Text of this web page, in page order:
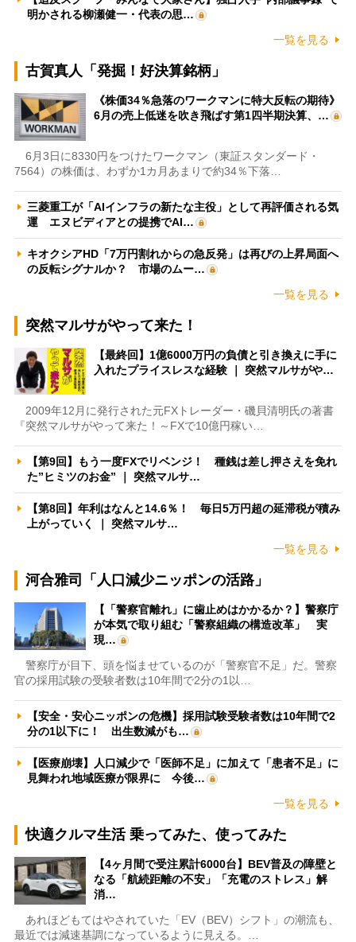
明かされる柳瀬健一・代表の思…
一覧を見る
古賀真人「発掘！好決算銘柄」
《株価34％急落のワークマンに特大反転の期待》
6月の売上低迷を吹き飛ばす第1四半期決算、…
6月3日に8330円をつけたワークマン（東証スタンダード・
7564）の株価は、わずか1カ月あまりで約34％下落…
三菱重工が「AIインフラの新たな主役」として再評価される気
運 エヌビディアとの提携でAI…
キオクシアHD「7万円割れからの急反発」は再びの上昇局面へ
の反転シグナルか？ 市場のムー…
一覧を見る
突然マルサがやって来た！
【最終回】1億6000万円の負債と引き換えに手に
入れたプライスレスな経験 ｜ 突然マルサがや…
2009年12月に発行された元FXトレーダー・磯貝清明氏の著書
『突然マルサがやって来た！～FXで10億円稼い…
【第9回】もう一度FXでリベンジ！ 種銭は差し押さえを免れ
た”ヒミツのお金” ｜ 突然マルサ…
【第8回】年利はなんと14.6％！ 毎日5万円超の延滞税が積み
上がっていく ｜ 突然マルサ…
一覧を見る
河合雅司「人口減少ニッポンの活路」
【「警察官離れ」に歯止めはかかるか？】警察庁
が本気で取り組む「警察組織の構造改革」 実
現…
警察庁が目下、頭を悩ませているのが「警察官不足」だ。警察
官の採用試験の受験者数は10年間で2分の1以…
【安全・安心ニッポンの危機】採用試験受験者数は10年間で2
分の1以下に！ 出生数減がも…
【医療崩壊】人口減少で「医師不足」に加えて「患者不足」に
見舞われ地域医療が限界に 今後…
一覧を見る
快適クルマ生活 乗ってみた、使ってみた
【4ヶ月間で受注累計6000台】BEV普及の障壁と
なる「航続距離の不安」「充電のストレス」解
消…
あれほどもてはやされていた「EV（BEV）シフト」の潮流も、
最近では減速基調になっているように見える。…